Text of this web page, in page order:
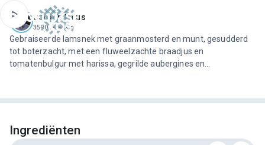
Jeroen Meus
3590 recepten
Gebraiseerde lamsnek met graanmosterd en munt, gesudderd
tot boterzacht, met een fluweelzachte braadjus en
tomatenbulgur met harissa, gegrilde aubergines en
Ingrediënten